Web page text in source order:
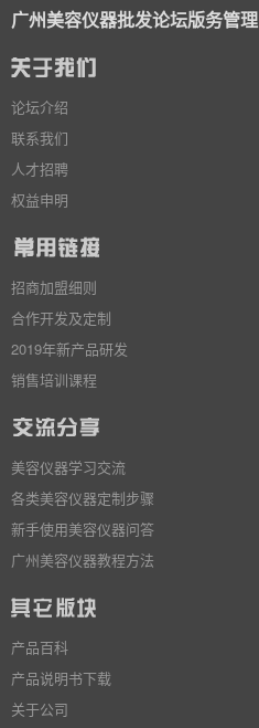
广州美容仪器批发论坛版务管理
论坛介绍
联系我们
人才招聘
权益申明
招商加盟细则
合作开发及定制
2019年新产品研发
销售培训课程
美容仪器学习交流
各类美容仪器定制步骤
新手使用美容仪器问答
广州美容仪器教程方法
产品百科
产品说明书下载
关于公司